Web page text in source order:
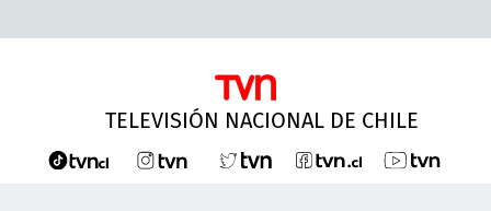
TELEVISIÓN NACIONAL DE CHILE